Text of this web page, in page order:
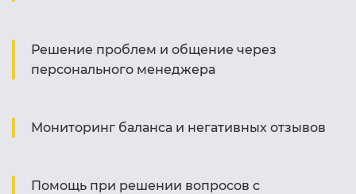
Решение проблем и общение через
персонального менеджера
Мониторинг баланса и негативных отзывов
Помощь при решении вопросов с